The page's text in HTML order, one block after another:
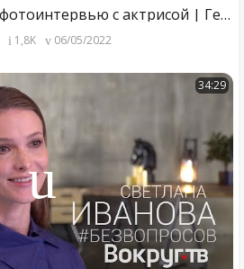
Светлана Иванова - фотоинтервью с актрисой | Георгий За Кадром. Выпуск 73
1,8K 06/05/2022
34:29